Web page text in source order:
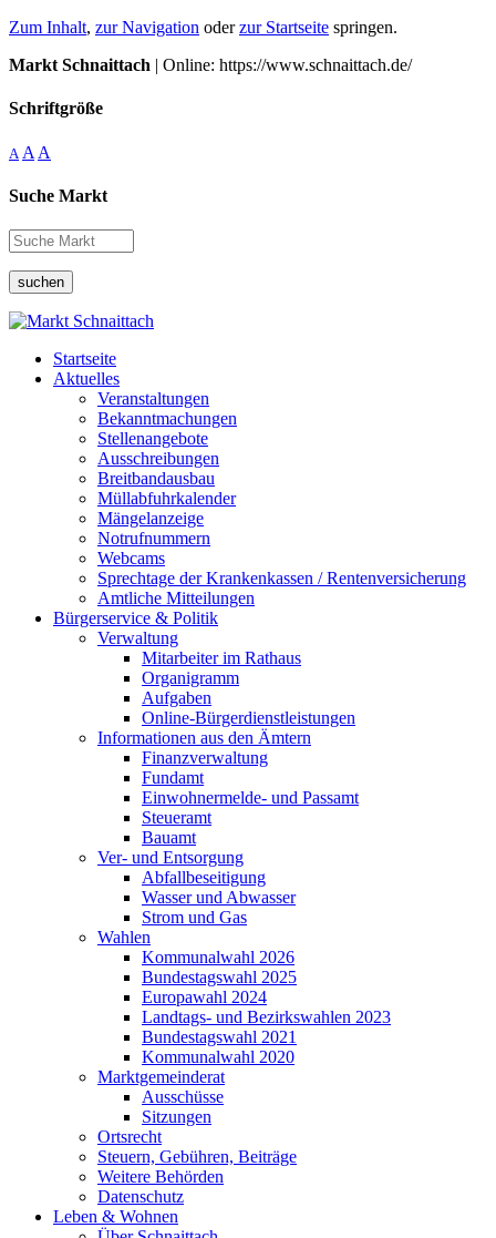
Zum Inhalt, zur Navigation oderzur Startseite springen.
Markt Schnaittach | Online: https://www.schnaittach.de/
Schriftgröße
A A A
Suche Markt
suchen
Startseite
Aktuelles
Veranstaltungen
Bekanntmachungen
Stellenangebote
Ausschreibungen
Breitbandausbau
Müllabfuhrkalender
Mängelanzeige
Notrufnummern
Webcams
Sprechtage der Krankenkassen / Rentenversicherung
Amtliche Mitteilungen
Bürgerservice & Politik
Verwaltung
Mitarbeiter im Rathaus
Organigramm
Aufgaben
Online-Bürgerdienstleistungen
Informationen aus den Ämtern
Finanzverwaltung
Fundamt
Einwohnermelde- und Passamt
Steueramt
Bauamt
Ver- und Entsorgung
Abfallbeseitigung
Wasser und Abwasser
Strom und Gas
Wahlen
Kommunalwahl 2026
Bundestagswahl 2025
Europawahl 2024
Landtags- und Bezirkswahlen 2023
Bundestagswahl 2021
Kommunalwahl 2020
Marktgemeinderat
Ausschüsse
Sitzungen
Ortsrecht
Steuern, Gebühren, Beiträge
Weitere Behörden
Datenschutz
Leben & Wohnen